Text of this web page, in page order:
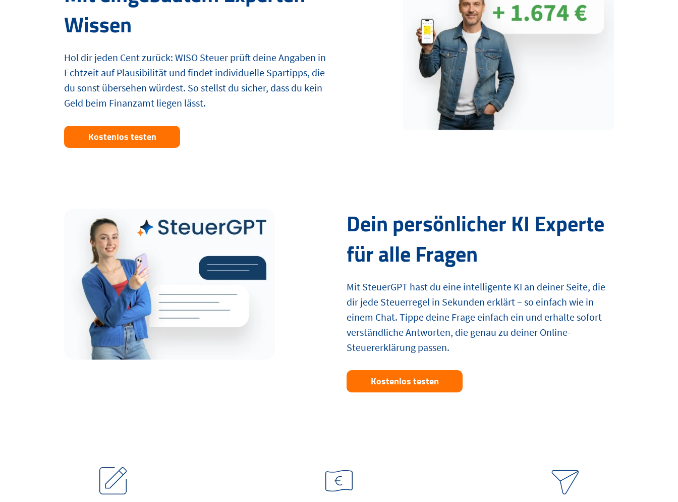
Wissen
Hol dir jeden Cent zurück: WISO Steuer prüft deine Angaben in
Echtzeit auf Plausibilität und findet individuelle Spartipps, die
du sonst übersehen würdest. So stellst du sicher, dass du kein
Geld beim Finanzamt liegen lässt.
Kostenlos testen
Dein persönlicher KI Experte
für alle Fragen
Mit SteuerGPT hast du eine intelligente KI an deiner Seite, die
dir jede Steuerregel in Sekunden erklärt – so einfach wie in
einem Chat. Tippe deine Frage einfach ein und erhalte sofort
verständliche Antworten, die genau zu deiner Online-
Steuererklärung passen.
Kostenlos testen